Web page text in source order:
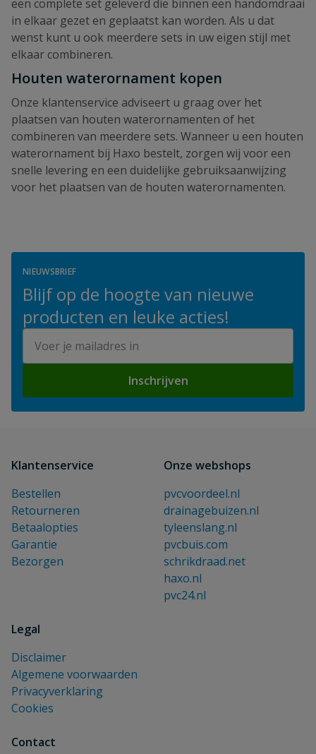
een complete set geleverd die binnen een handomdraai
in elkaar gezet en geplaatst kan worden. Als u dat
wenst kunt u ook meerdere sets in uw eigen stijl met
elkaar combineren.
Houten waterornament kopen
Onze klantenservice adviseert u graag over het
plaatsen van houten waterornamenten of het
combineren van meerdere sets. Wanneer u een houten
waterornament bij Haxo bestelt, zorgen wij voor een
snelle levering en een duidelijke gebruiksaanwijzing
voor het plaatsen van de houten waterornamenten.
NIEUWSBRIEF
Blijf op de hoogte van nieuwe
producten en leuke acties!
Inschrijven
Klantenservice
Bestellen
Retourneren
Betaalopties
Garantie
Bezorgen
Onze webshops
pvcvoordeel.nl
drainagebuizen.nl
tyleenslang.nl
pvcbuis.com
schrikdraad.net
haxo.nl
pvc24.nl
Legal
Disclaimer
Algemene voorwaarden
Privacyverklaring
Cookies
Contact